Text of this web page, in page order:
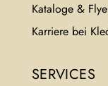
Kataloge &
Karriere bei
SERVICES